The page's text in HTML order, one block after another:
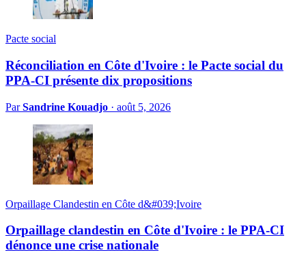
Pacte social
Réconciliation en Côte d'Ivoire : le Pacte social du
PPA-CI présente dix propositions
ParSandrine Kouadjo · août 5, 2026
Orpaillage Clandestin en Côte d&#039;Ivoire
Orpaillage clandestin en Côte d'Ivoire : le PPA-CI
dénonce une crise nationale